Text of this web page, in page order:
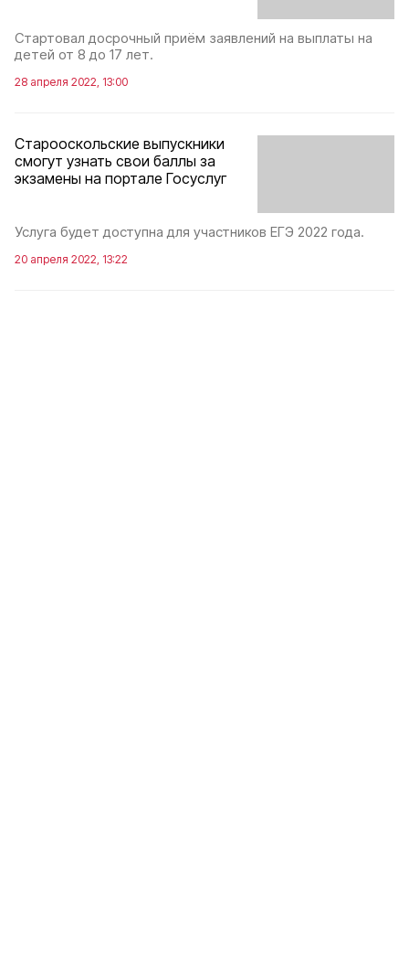
Стартовал досрочный приём заявлений на выплаты на
детей от 8 до 17 лет.
28 апреля 2022, 13:00
Старооскольские выпускники
смогут узнать свои баллы за
экзамены на портале Госуслуг
Услуга будет доступна для участников ЕГЭ 2022 года.
20 апреля 2022, 13:22